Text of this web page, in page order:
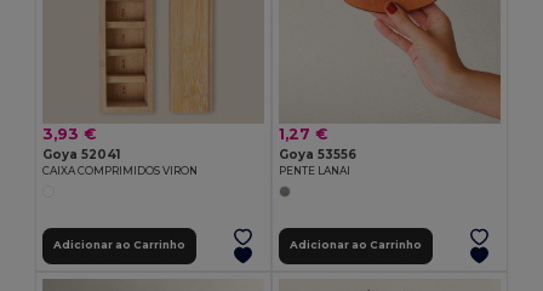
3,93 €
Goya 52041
CAIXA COMPRIMIDOS VIRON
Adicionar ao Carrinho
1,27 €
Goya 53556
PENTE LANAI
Adicionar ao Carrinho